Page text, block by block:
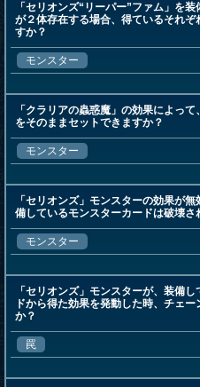
「セリオンズ“リーパー”ファム」を
が２体存在する場合、得ているそれ
すか？
モンスター
「クラリアの蟲惑魔」の効果によっ
をそのままセットできますか？
モンスター
「セリオンズ」モンスターの効果が
備しているモンスターカードは破壊さ
モンスター
「セリオンズ」モンスターが、装備
ドから得た効果を発動した時、チェ
か？
罠